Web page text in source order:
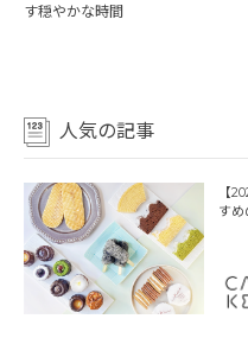
す穏やかな時間
人気の記事
【
す